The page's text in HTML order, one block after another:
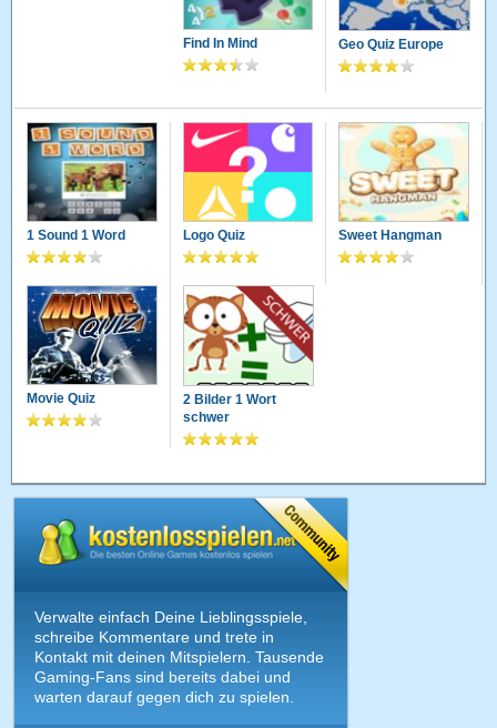
Find In Mind Geo Quiz Europe
1 Sound 1 Word Logo Quiz Sweet Hangman
Movie Quiz
2 Bilder 1 Wort
schwer
Verwalte einfach Deine Lieblingsspiele,
schreibe Kommentare und trete in
Kontakt mit deinen Mitspielern. Tausende
Gaming-Fans sind bereits dabei und
warten darauf gegen dich zu spielen.